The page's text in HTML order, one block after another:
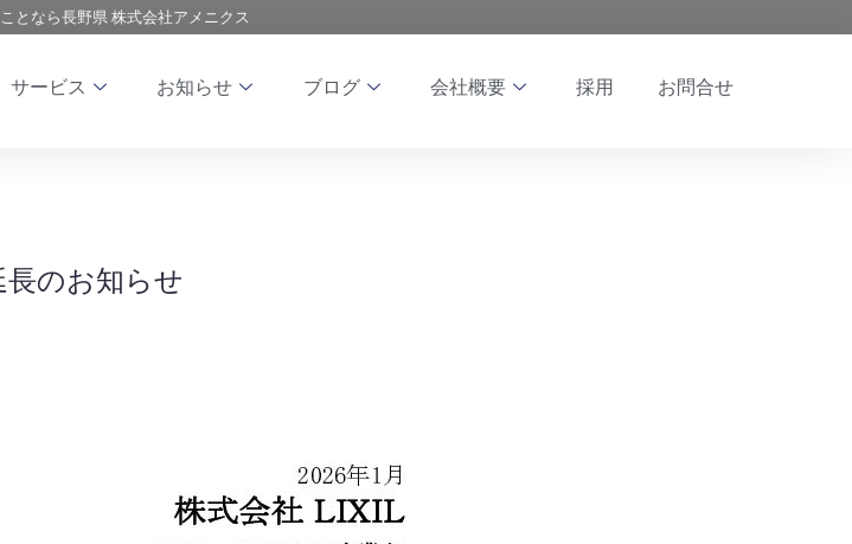
となら長野県 株式会社アメニクス
サービス お知らせ ブログ 会社概要 採用 お問合せ
長のお知らせ